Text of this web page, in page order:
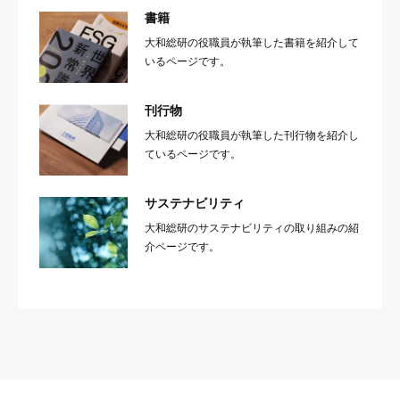
書籍
大和総研の役職員が執筆した書籍を紹介して
いるページです。
刊行物
大和総研の役職員が執筆した刊行物を紹介し
ているページです。
サステナビリティ
大和総研のサステナビリティの取り組みの紹
介ページです。